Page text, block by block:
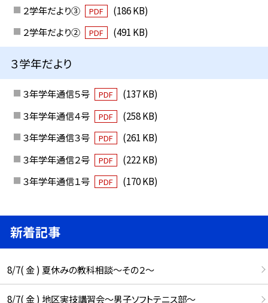
２学年だより③
PDF
(186 KB)
２学年だより②
PDF (491 KB)
３学年だより
３年学年通信５号 PDF
(137 KB)
３年学年通信４号
PDF
(258 KB)
３年学年通信３号
PDF
(261 KB)
３年学年通信２号
PDF
(222 KB)
３年学年通信１号
PDF (170 KB)
新着記事
8/7( 金 ) 夏休みの教科相談～その２～
8/7( 金 ) 地区実技講習会～男子ソフトテニス部～